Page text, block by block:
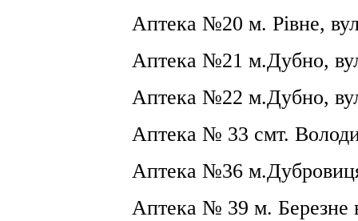
Аптека №20 м. Рівне,
Аптека №21 м.Дубно,
Аптека №22 м.Дубно,
Аптека № 33 смт.
Аптека №36
Аптека № 39 м.